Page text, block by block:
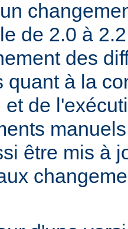
de 2.0 à
des
quant à la
de
être mis à